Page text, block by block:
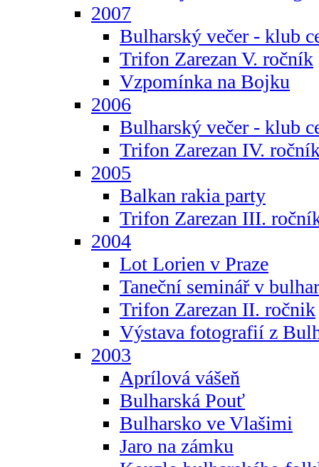
2007
Bulharský večer - klub
Trifon Zarezan V. ročník
Vzpomínka na Bojku
2006
Bulharský večer - klub
Trifon Zarezan IV.
2005
Balkan rakia party
Trifon Zarezan III.
2004
Lot Lorien v Praze
Taneční seminář v
Trifon Zarezan II. ročnik
Výstava fotografií z
2003
Aprílová vášeň
Bulharská Pouť
Bulharsko ve Vlašimi
Jaro na zámku